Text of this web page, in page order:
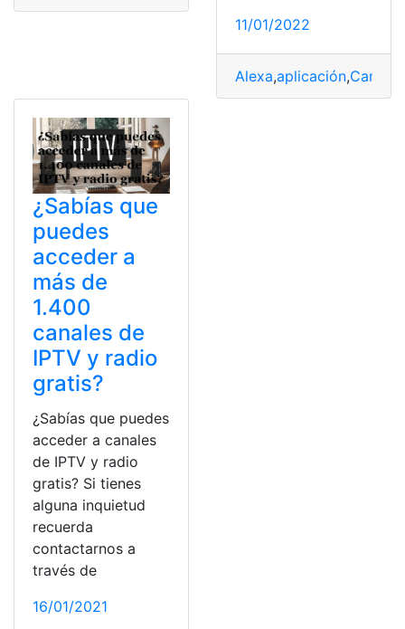
11/01/2022
Alexa,aplicación,
¿Sabías que
puedes
acceder a
más de
1.400
canales de
IPTV y radio
gratis?
¿Sabías que puedes
acceder a canales
de IPTV y radio
gratis? Si tienes
alguna inquietud
recuerda
contactarnos a
través de
16/01/2021